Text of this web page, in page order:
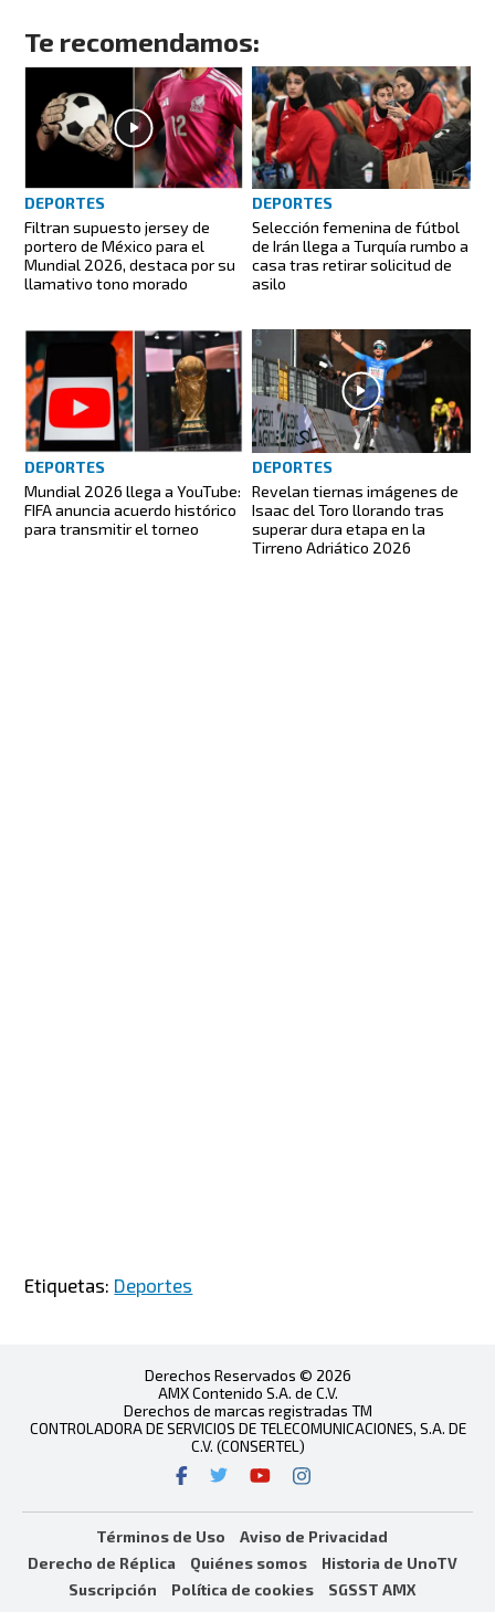
Te recomendamos:
DEPORTES
Filtran supuesto jersey de
portero de México para el
Mundial 2026, destaca por su
llamativo tono morado
DEPORTES
Selección femenina de fútbol
de Irán llega a Turquía rumbo a
casa tras retirar solicitud de
asilo
DEPORTES
Mundial 2026 llega a YouTube:
FIFA anuncia acuerdo histórico
para transmitir el torneo
DEPORTES
Revelan tiernas imágenes de
Isaac del Toro llorando tras
superar dura etapa en la
Tirreno Adriático 2026
Etiquetas: Deportes
Derechos Reservados © 2026
AMX Contenido S.A. de C.V.
Derechos de marcas registradas TM
CONTROLADORA DE SERVICIOS DE TELECOMUNICACIONES, S.A. DE
C.V. (CONSERTEL)
Términos de Uso
Aviso de Privacidad
Derecho de Réplica
Quiénes somos
Historia de UnoTV
Suscripción
Política de cookies SGSST AMX